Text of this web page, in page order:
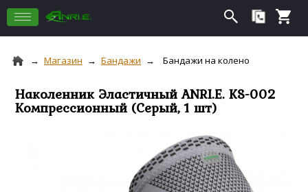
Магазин Бандажи Бандажи на колено
Наколенник Эластичный ANRI.E. KS-002
Компрессионный (Серый, 1 шт)